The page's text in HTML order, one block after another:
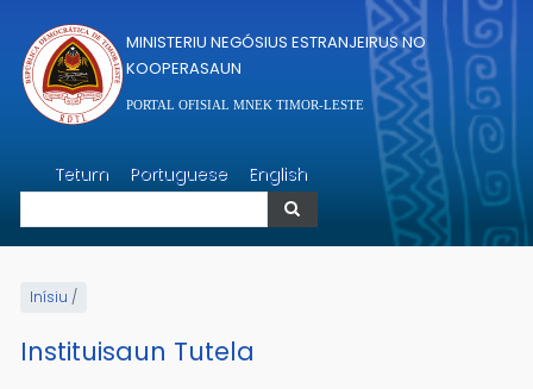
MINISTERIU NEGÓSIUS ESTRANJEIRUS NO
KOOPERASAUN
PORTAL OFISIAL MNEK TIMOR-LESTE
Tetum Portuguese English
Search
Inísiu /
Instituisaun Tutela